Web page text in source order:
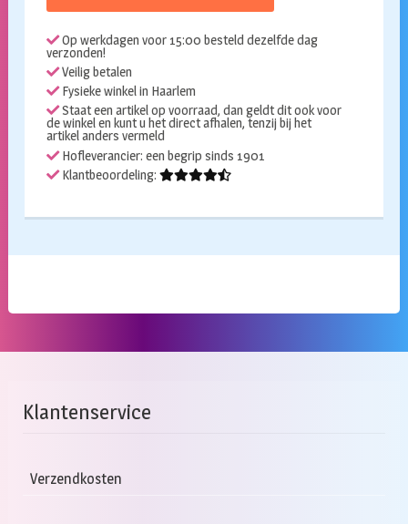
Op werkdagen voor 15:00 besteld dezelfde dag
verzonden!
Veilig betalen
Fysieke winkel in Haarlem
Staat een artikel op voorraad, dan geldt dit ook voor
de winkel en kunt u het direct afhalen, tenzij bij het
artikel anders vermeld
Hofleverancier: een begrip sinds 1901
Klantbeoordeling:
Klantenservice
Verzendkosten